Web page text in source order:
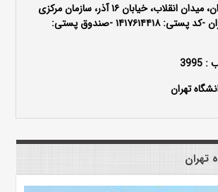
آدرس : تهران، میدان انقلاب، خیابان ۱۶ آذر، سازمان مرکزی
دانشگاه تهران -کد پستی: ۱۴۱۷۶۱۴۴۱۸ -صندوق پستی:
تهران
تهران